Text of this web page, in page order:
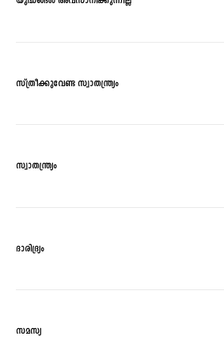
സ്ത്രീക്കുവേണ്ട സ്വാതന്ത്ര്യം
സ്വാതന്ത്ര്യം
ദാരിദ്ര്യം
സമസ്യ